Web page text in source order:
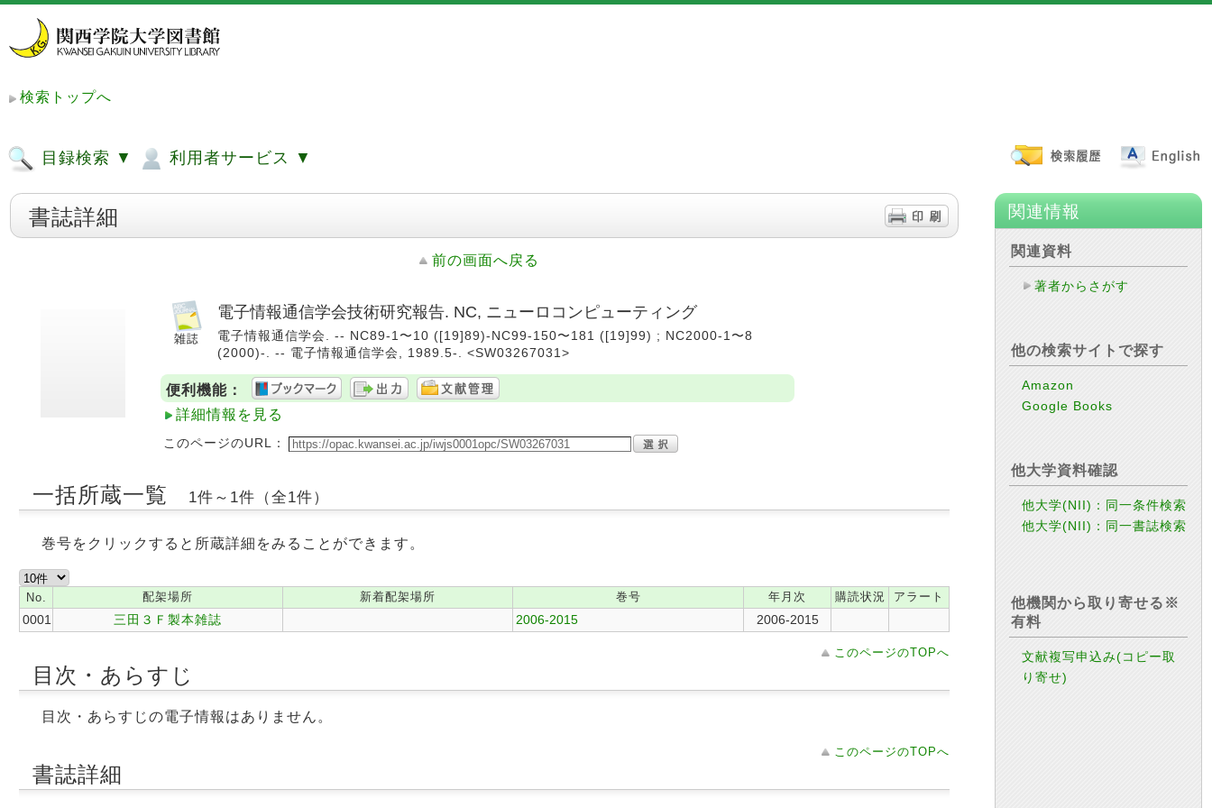
検索トップへ
目録検索 ▼ 利用者サービス ▼
書誌詳細
前の画面へ戻る
電子情報通信学会技術研究報告. NC, ニューロコンピューティング
電子情報通信学会. -- NC89-1〜10 ([19]89)-NC99-150〜181 ([19]99) ; NC2000-1〜8
(2000)-. -- 電子情報通信学会, 1989.5-. <SW03267031>
便利機能：
詳細情報を見る
このページのURL：
一括所蔵一覧 1件～1件（全1件）
巻号をクリックすると所蔵詳細をみることができます。
No. 配架場所 新着配架場所 巻号 年月次 購読状況 アラート
0001 三田３Ｆ製本雑誌 2006-2015 2006-2015
このページのTOPへ
目次・あらすじ
目次・あらすじの電子情報はありません。
このページのTOPへ
書誌詳細
関連情報
関連資料
著者からさがす
他の検索サイトで探す
Amazon
Google Books
他大学資料確認
他大学(NII)：同一条件検索
他大学(NII)：同一書誌検索
他機関から取り寄せる※
有料
文献複写申込み(コピー取
り寄せ)